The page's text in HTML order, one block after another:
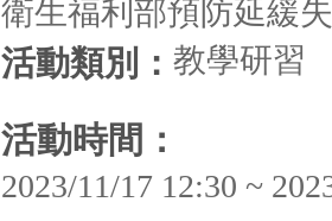
衛生福利部預防延緩
活動類別： 教學研習
活動時間：
2023/11/17 12:30 ~